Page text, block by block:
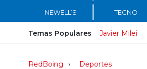
NEWELL’S TECNO
Temas Populares Javier Milei
RedBoing Deportes